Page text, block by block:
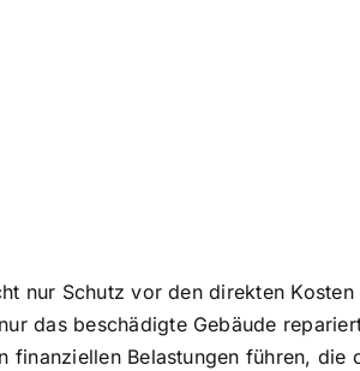
nur Schutz vor den direkten
das beschädigte Gebäude
finanziellen Belastungen führen,